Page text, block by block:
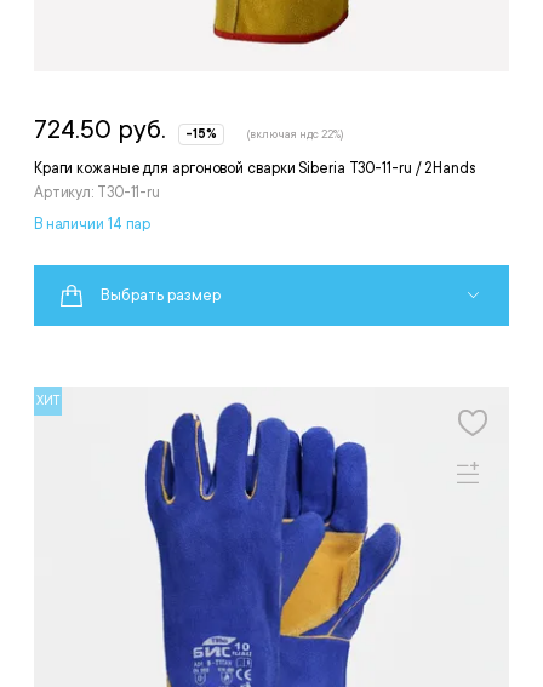
Краги кожаные для аргоновой сварки Siberia T30-11-ru / 2Hands
Артикул: T30-11-ru
724.50 руб. -15% (включая ндс 22%)
В наличии 14 пар
Выбрать размер
ХИТ